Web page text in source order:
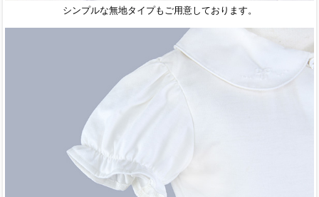
シンプルな無地タイプもご用意しております。